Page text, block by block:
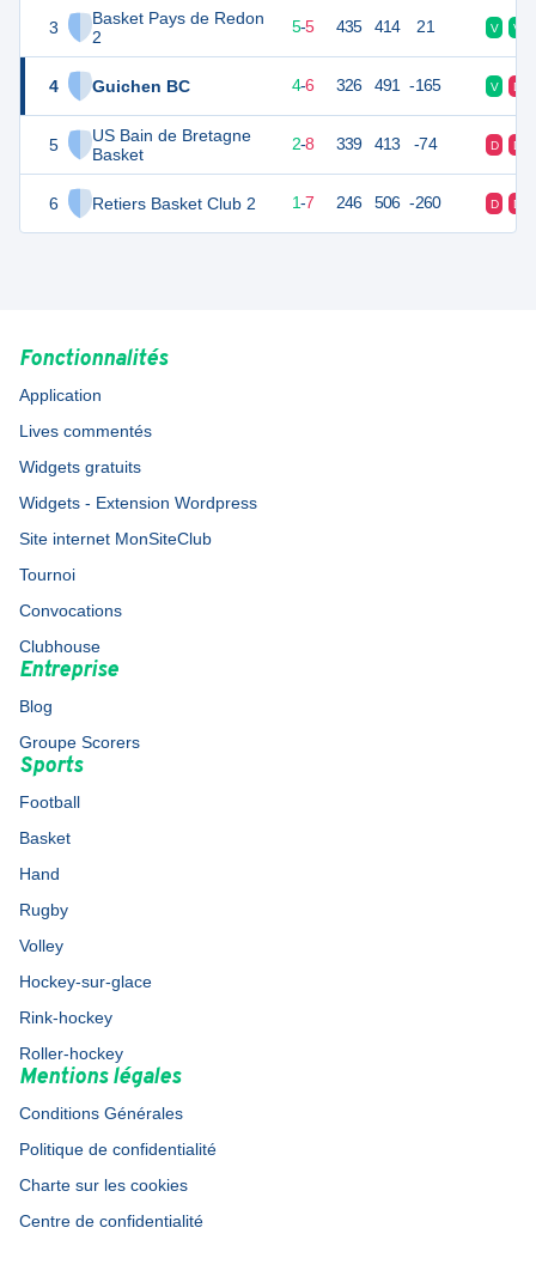
3
Basket Pays de Redon
2
4 Guichen BC
5
US Bain de Bretagne
Basket
6 Retiers Basket Club 2
15 10 5-5 435 414 21 V V
4-6 326 491 -165 V D
12 10 2-8 339 413 -74 D D
9 10 1-7 246 506 -260 D D
Fonctionnalités
Application
Lives commentés
Widgets gratuits
Widgets - Extension Wordpress
Site internet MonSiteClub
Tournoi
Convocations
Clubhouse
Entreprise
Blog
Groupe Scorers
Sports
Football
Basket
Hand
Rugby
Volley
Hockey-sur-glace
Rink-hockey
Roller-hockey
Mentions légales
Conditions Générales
Politique de confidentialité
Charte sur les cookies
Centre de confidentialité